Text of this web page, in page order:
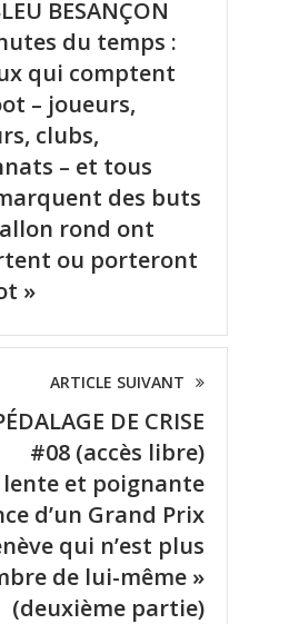
BESANÇON
du temps :
qui comptent
– joueurs,
clubs,
– et tous
des buts
rond ont
ou porteront
»
ARTICLE SUIVANT
DE CRISE
#08 (accès libre)
lente et poignante
d’un Grand Prix
qui n’est plus
de lui-même »
(deuxième partie)